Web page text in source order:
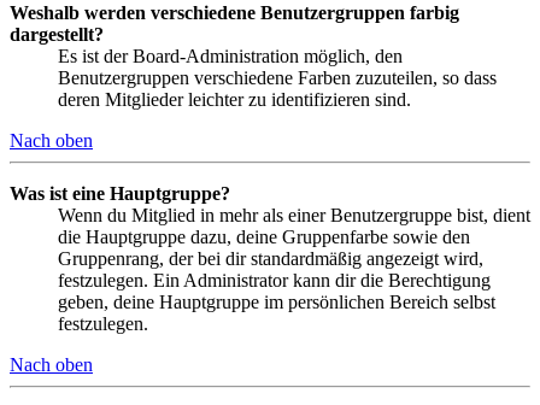
Weshalb werden verschiedene Benutzergruppen farbig
dargestellt?
Es ist der Board-Administration möglich, den
Benutzergruppen verschiedene Farben zuzuteilen, so dass
deren Mitglieder leichter zu identifizieren sind.
Nach oben
Was ist eine Hauptgruppe?
Wenn du Mitglied in mehr als einer Benutzergruppe bist, dient
die Hauptgruppe dazu, deine Gruppenfarbe sowie den
Gruppenrang, der bei dir standardmäßig angezeigt wird,
festzulegen. Ein Administrator kann dir die Berechtigung
geben, deine Hauptgruppe im persönlichen Bereich selbst
festzulegen.
Nach oben